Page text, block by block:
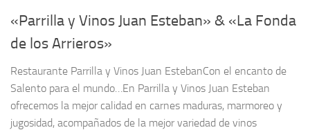
«Parrilla y Vinos Juan Esteban» & «La Fonda
de los Arrieros»
Restaurante Parrilla y Vinos Juan EstebanCon el encanto de
Salento para el mundo…En Parrilla y Vinos Juan Esteban
ofrecemos la mejor calidad en carnes maduras, marmoreo y
jugosidad, acompañados de la mejor variedad de vinos